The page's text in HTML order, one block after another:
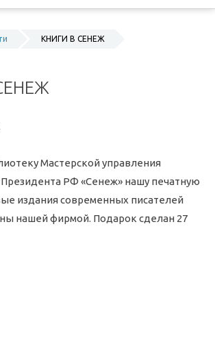
КНИГИ В СЕНЕЖ
Мастерской управления
РФ «Сенеж» нашу печатную
издания современных писателей
нашей фирмой. Подарок сделан 27